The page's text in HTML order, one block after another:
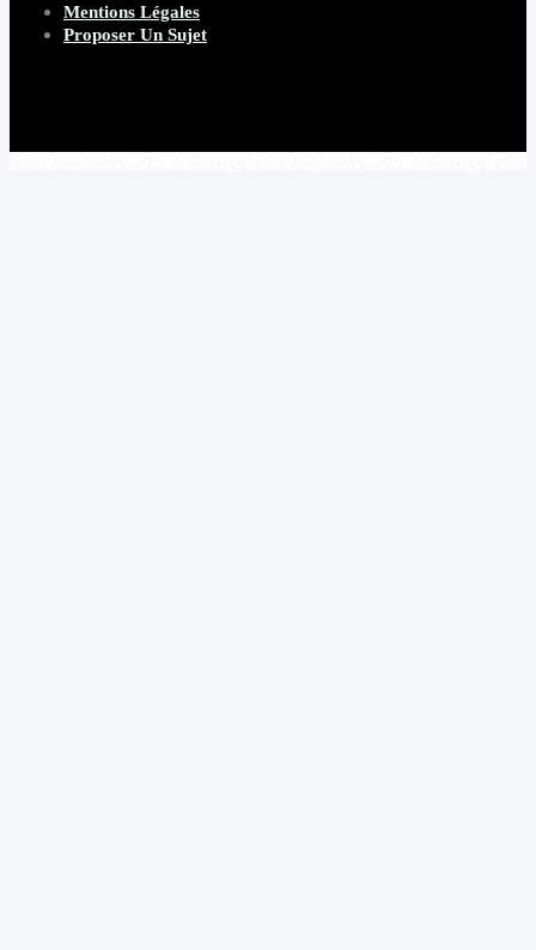
Mentions Légales
Proposer Un Sujet